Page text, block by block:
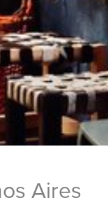
Aires